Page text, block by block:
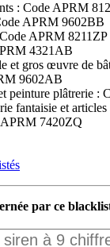
: Code APRM
APRM 9602BB
APRM 8211ZP
4321AB
et gros œuvre de
9602AB
peinture plâtrerie :
fantaisie et
7420ZQ
par ce